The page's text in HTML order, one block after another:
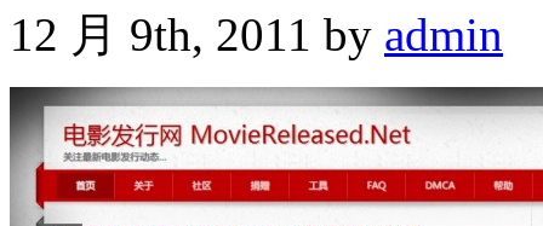
12 月 9th, 2011 by admin